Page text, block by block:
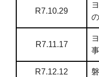
R7.10.29
R7.11.17
事
R7.12.12